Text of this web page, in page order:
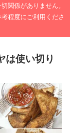
関係がありません。
程度にご利用くださ
は使い切り